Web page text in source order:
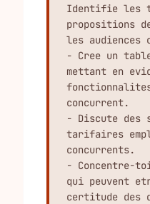
Identifie les
propositions
les audiences
- Cree un
mettant en
concurrent.
- Discute des
tarifaires
concurrents.
- Concentre-
qui peuvent
certitude des